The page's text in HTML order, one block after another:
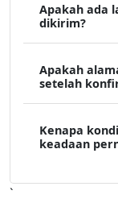
Apakah ada
dikirim?
Apakah
setelah
Kenapa
keadaan
`